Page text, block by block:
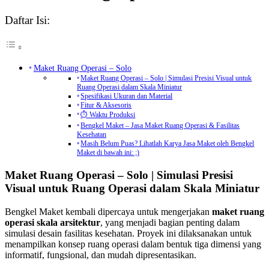
Daftar Isi:
Maket Ruang Operasi – Solo
Maket Ruang Operasi – Solo | Simulasi Presisi Visual untuk
Ruang Operasi dalam Skala Miniatur
Spesifikasi Ukuran dan Material
Fitur & Aksesoris
⏱️ Waktu Produksi
Bengkel Maket – Jasa Maket Ruang Operasi & Fasilitas
Kesehatan
Masih Belum Puas? Lihatlah Karya Jasa Maket oleh Bengkel
Maket di bawah ini: ;)
Maket Ruang Operasi – Solo | Simulasi Presisi
Visual untuk Ruang Operasi dalam Skala Miniatur
Bengkel Maket kembali dipercaya untuk mengerjakan maket ruang
operasi skala arsitektur, yang menjadi bagian penting dalam
simulasi desain fasilitas kesehatan. Proyek ini dilaksanakan untuk
menampilkan konsep ruang operasi dalam bentuk tiga dimensi yang
informatif, fungsional, dan mudah dipresentasikan.